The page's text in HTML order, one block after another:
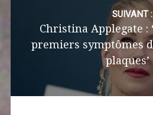
SUIVANT :
Christina Applegate :
premiers symptômes
plaques’